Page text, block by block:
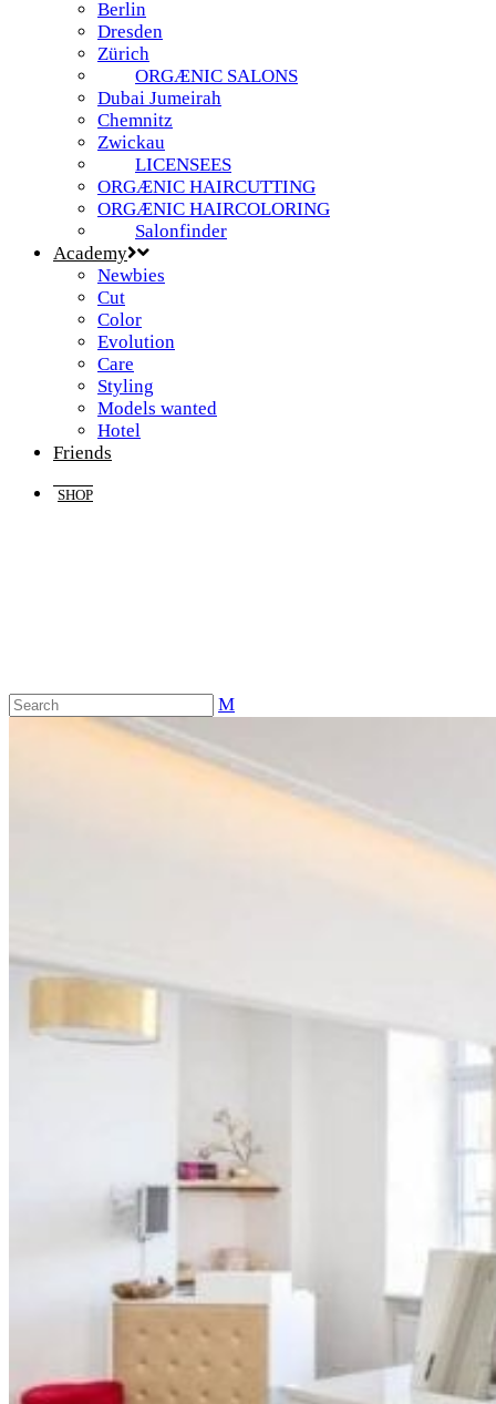
Berlin
Dresden
Zürich
ORGÆNIC SALONS
Dubai Jumeirah
Chemnitz
Zwickau
LICENSEES
ORGÆNIC HAIRCUTTING
ORGÆNIC HAIRCOLORING
Salonfinder
Academy
Newbies
Cut
Color
Evolution
Care
Styling
Models wanted
Hotel
Friends
SHOP